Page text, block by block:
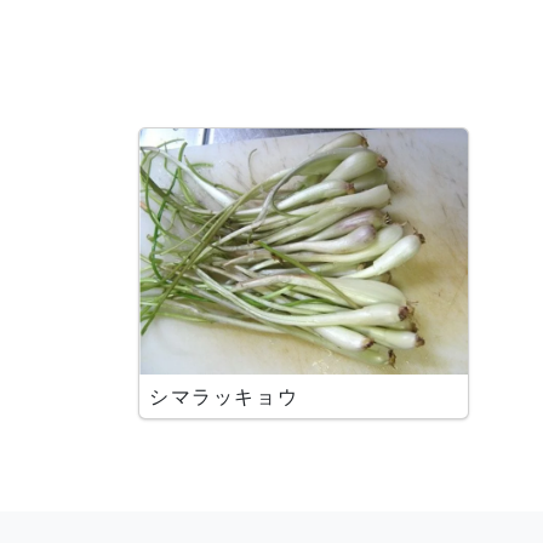
シマラッキョウ